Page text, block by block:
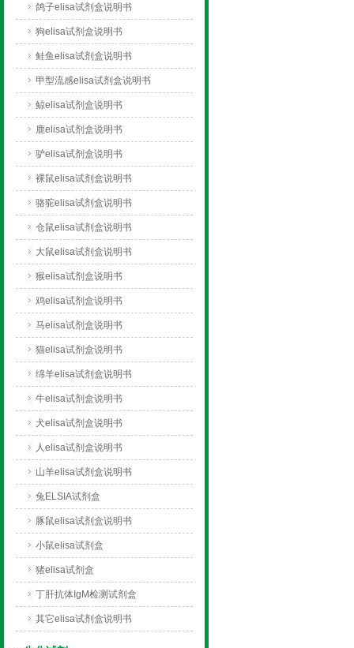
鸽子elisa试剂盒说明书
狗elisa试剂盒说明书
鲑鱼elisa试剂盒说明书
甲型流感elisa试剂盒说明书
鲸elisa试剂盒说明书
鹿elisa试剂盒说明书
驴elisa试剂盒说明书
裸鼠elisa试剂盒说明书
骆驼elisa试剂盒说明书
仓鼠elisa试剂盒说明书
大鼠elisa试剂盒说明书
猴elisa试剂盒说明书
鸡elisa试剂盒说明书
马elisa试剂盒说明书
猫elisa试剂盒说明书
绵羊elisa试剂盒说明书
牛elisa试剂盒说明书
犬elisa试剂盒说明书
人elisa试剂盒说明书
山羊elisa试剂盒说明书
兔ELSIA试剂盒
豚鼠elisa试剂盒说明书
小鼠elisa试剂盒
猪elisa试剂盒
丁肝抗体IgM检测试剂盒
其它elisa试剂盒说明书